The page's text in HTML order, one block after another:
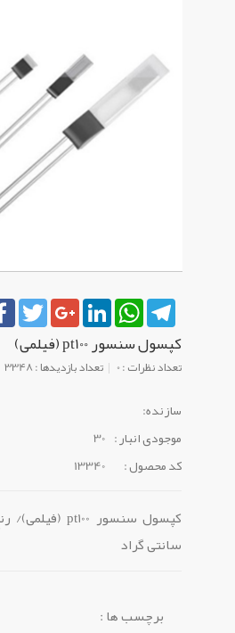
TwitterGoogle+LinkedInWhatsAppTelegram
کپسول سنسور pt100 (فیلمی)
تعداد نظرات : 0 تعداد بازدیدها : 3348
سازنده:
موجودی انبار : 30
کد محصول :
13340
سانتی گراد
برچسب ها :